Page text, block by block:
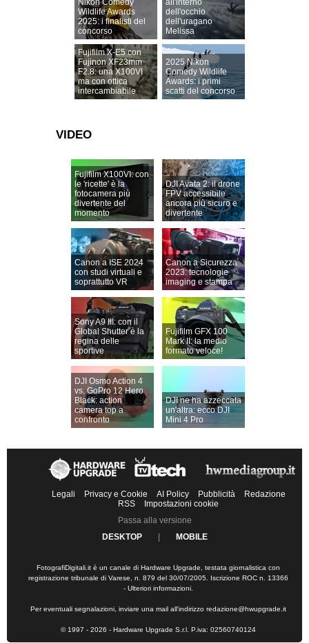
Nikon Comedy
Wildlife Awards
2025: i finalisti del
concorso
all'interno
dell'occhio
dell'uragano
Melissa
Fujifilm X-E5 con
Fujinon XF23mm
F2.8: una X100VI
ma con ottica
intercambiabile
2025 Nikon
Comedy Wildlife
Awards: i primi
scatti del concorso
VIDEO
Fujifilm X100VI: con
le 'ricette' è la
fotocamera più
divertente del
momento
DJI Avata 2: il drone
FPV accessibile
ancora più sicuro e
divertente
Canon a ISE 2024
con studi virtuali e
soprattutto VR
Canon a Sicurezza
2023: tecnologie
imaging e stampa
Sony A9 III: con il
Global Shutter è la
regina delle
sportive
Fujifilm GFX 100
Mark II: la medio
formato veloce!
DJI Osmo Action 4
vs. GoPro 12 Hero
Black: action
camera top a
confronto
DJI ne ha azzeccata
un'altra: ecco DJI
Mini 4 Pro
Legali Privacy e Cookie AI Policy Pubblicità
Redazione
RSS
Impostazioni cookie
Passa alla versione
DESKTOP
MOBILE
FotografiDigitali.it è un canale di Hardware Upgrade, testata giornalistica con
registrazione tribunale di Varese, n. 879 del 30/07/2005. Iscrizione ROC n. 13366
- Ulteriori informazioni.
Per eventuali segnalazioni, inviare una mail all'indirizzo redazione@hwupgrade.it
© 1997 - 2026 - Hardware Upgrade S.r.l. P.iva: 02560740124